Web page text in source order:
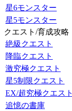
星6モンスター
星5モンスター
クエスト/育成攻略
絶級クエスト
降臨クエスト
激究極クエスト
星5制限クエスト
EX/超究極クエスト
追憶の書庫